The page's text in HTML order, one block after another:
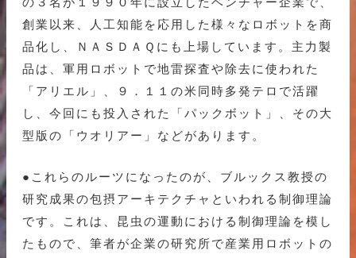
創業以来、人工知能を応用した様々なロボットを商
品化し、ＮＡＳＤＡＱにも上場しています。主力製
品は、軍用ロボットで地雷探査や除去に使われた
「アリエル」、９．１１の米同時多発テロで活躍
し、今回にも投入された「パックボット」、その大
型版の「ウオリアー」などがあります。
●これらのルーツになったのが、ブルックス教授の
研究成果の包摂アーキテクチャといわれる制御理論
です。これは、昆虫の運動における制御理論を模し
たもので、筆者が企業の研究所で産業用ロボットの